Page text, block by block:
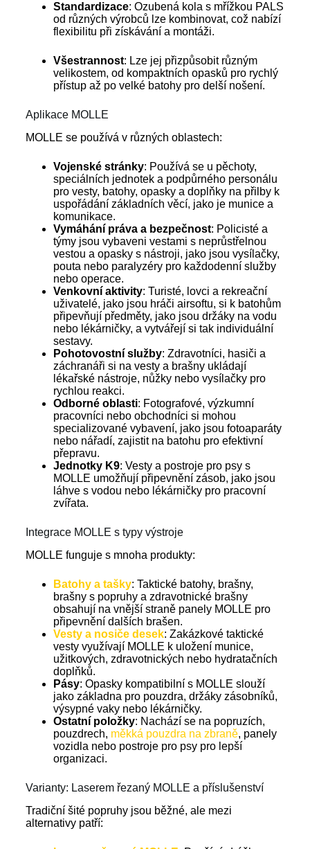
Standardizace: Ozubená kola s mřížkou PALS
od různých výrobců lze kombinovat, což nabízí
flexibilitu při získávání a montáži.
Všestrannost: Lze jej přizpůsobit různým
velikostem, od kompaktních opasků pro rychlý
přístup až po velké batohy pro delší nošení.
Aplikace MOLLE
MOLLE se používá v různých oblastech:
Vojenské stránky: Používá se u pěchoty,
speciálních jednotek a podpůrného personálu
pro vesty, batohy, opasky a doplňky na přilby k
uspořádání základních věcí, jako je munice a
komunikace.
Vymáhání práva a bezpečnost: Policisté a
týmy jsou vybaveni vestami s neprůstřelnou
vestou a opasky s nástroji, jako jsou vysílačky,
pouta nebo paralyzéry pro každodenní služby
nebo operace.
Venkovní aktivity: Turisté, lovci a rekreační
uživatelé, jako jsou hráči airsoftu, si k batohům
připevňují předměty, jako jsou držáky na vodu
nebo lékárničky, a vytvářejí si tak individuální
sestavy.
Pohotovostní služby: Zdravotníci, hasiči a
záchranáři si na vesty a brašny ukládají
lékařské nástroje, nůžky nebo vysílačky pro
rychlou reakci.
Odborné oblasti: Fotografové, výzkumní
pracovníci nebo obchodníci si mohou
specializované vybavení, jako jsou fotoaparáty
nebo nářadí, zajistit na batohu pro efektivní
přepravu.
Jednotky K9: Vesty a postroje pro psy s
MOLLE umožňují připevnění zásob, jako jsou
láhve s vodou nebo lékárničky pro pracovní
zvířata.
Integrace MOLLE s typy výstroje
MOLLE funguje s mnoha produkty:
Batohy a tašky: Taktické batohy, brašny,
brašny s popruhy a zdravotnické brašny
obsahují na vnější straně panely MOLLE pro
připevnění dalších brašen.
Vesty a nosiče desek: Zakázkové taktické
vesty využívají MOLLE k uložení munice,
užitkových, zdravotnických nebo hydratačních
doplňků.
Pásy: Opasky kompatibilní s MOLLE slouží
jako základna pro pouzdra, držáky zásobníků,
výsypné vaky nebo lékárničky.
Ostatní položky: Nachází se na popruzích,
pouzdrech, měkká pouzdra na zbraně, panely
vozidla nebo postroje pro psy pro lepší
organizaci.
Varianty: Laserem řezaný MOLLE a příslušenství
Tradiční šité popruhy jsou běžné, ale mezi
alternativy patří: